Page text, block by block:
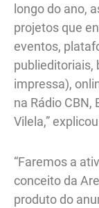
longo do ano,
projetos que
eventos,
publieditoriais,
impressa),
na Rádio
Vilela,”
“Faremos a
conceito da
produto do